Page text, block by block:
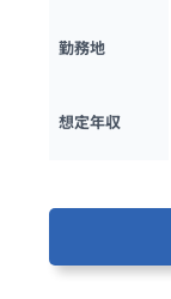
勤務地
想定年収